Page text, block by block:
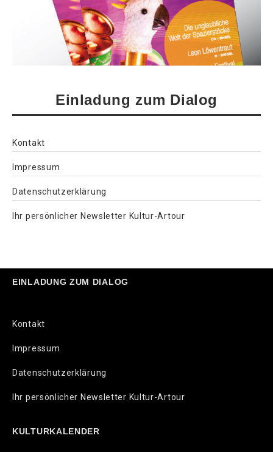
Einladung zum Dialog
Kontakt
Impressum
Datenschutzerklärung
Ihr persönlicher Newsletter Kultur-Artour
EINLADUNG ZUM DIALOG
Kontakt
Impressum
Datenschutzerklärung
Ihr persönlicher Newsletter Kultur-Artour
KULTURKALENDER